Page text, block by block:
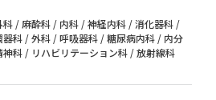
科 / 麻酔科 / 内科 / 神経内科 / 消化器科 /
科 / 外科 / 呼吸器科 / 糖尿病内科 / 内分
科 / リハビリテーション科 / 放射線科